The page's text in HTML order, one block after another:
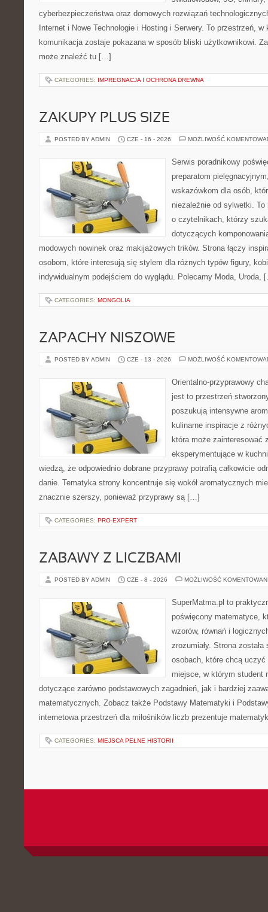
cyberbezpieczeństwa oraz domowych rozwiązań
Internet i Nowe Technologie i Hosting i Serwery. To przestrzeń,
komunikacja zostaje pokazana w sposób bliski użytkownikowi.
może znaleźć tu […]
CATEGORIES: IMPREGNACJA I OCHRONA DREWNA
ZAKUPY PLUS SIZE
POSTED BY ADMIN CZE - 16 - 2026 MOŻLIWOŚĆ
Serwis poradnikowy
preparatom
wskazówkom dla osób,
niezależnie od sylwetki.
o czytelnikach, którzy
dotyczących
modowych nowinek oraz makijażowych trików. Strona łączy
osobom, które interesują się stylem dla różnych typów figury,
indywidualnym podejściem do wyglądu. Polecamy Moda, Uroda,
CATEGORIES: MONGOLIA
ZAPACHY NISZOWE
POSTED BY ADMIN CZE - 13 - 2026 MOŻLIWOŚĆ
Orientalno-przyprawowy
jest to przestrzeń
poszukują intensywne
kulinarne inspiracje z
która może zainteresować
eksperymentujące w
wiedzą, że odpowiednio dobrane przyprawy potrafią całkowicie
danie. Tematyka strony koncentruje się wokół aromatycznych
znacznie szerszy, ponieważ przyprawy są […]
CATEGORIES: PRO-EXPERT
ZABAWY Z LICZBAMI
POSTED BY ADMIN CZE - 8 - 2026 MOŻLIWOŚĆ
SuperMatma.pl to
poświęcony matematyce,
wzorów, równań i
zrozumiały. Strona
osobach, które chcą
miejsce, w którym student
dotyczące zarówno podstawowych zagadnień, jak i bardziej
matematycznych. Zobacz także Podstawy Matematyki i
internetowa przestrzeń dla miłośników liczb prezentuje
CATEGORIES: MIEJSCA PEŁNE HISTORII